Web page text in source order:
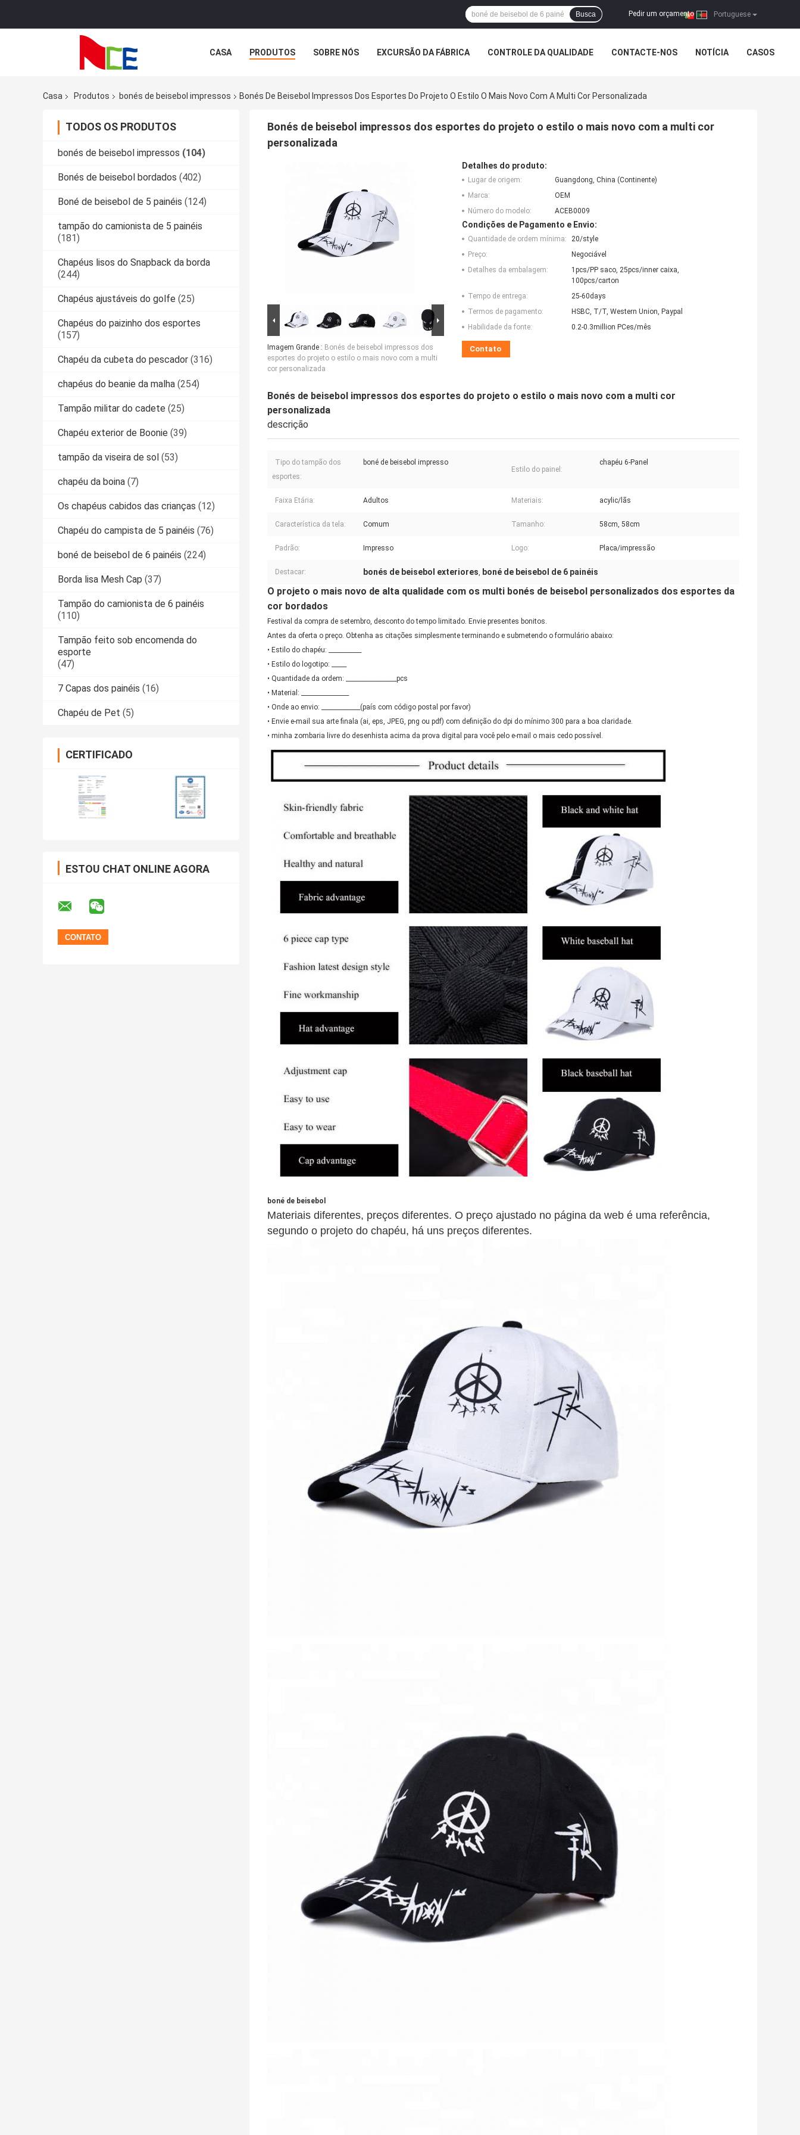
Portuguese
Pedir um orçamento |
Busca
CASA PRODUTOS SOBRE NÓS EXCURSÃO DA FÁBRICA CONTROLE DA QUALIDADE CONTACTE-NOS NOTÍCIA CASOS
Casa Produtos bonés de beisebol impressos Bonés De Beisebol Impressos Dos Esportes Do Projeto O Estilo O Mais Novo Com A Multi Cor Personalizada
TODOS OS PRODUTOS
bonés de beisebol impressos (104)
Bonés de beisebol bordados (402)
Boné de beisebol de 5 painéis (124)
tampão do camionista de 5 painéis
(181)
Chapéus lisos do Snapback da borda
(244)
Chapéus ajustáveis do golfe (25)
Chapéus do paizinho dos esportes
(157)
Chapéu da cubeta do pescador (316)
chapéus do beanie da malha (254)
Tampão militar do cadete (25)
Chapéu exterior de Boonie (39)
tampão da viseira de sol (53)
chapéu da boina (7)
Os chapéus cabidos das crianças (12)
Chapéu do campista de 5 painéis (76)
boné de beisebol de 6 painéis (224)
Borda lisa Mesh Cap (37)
Tampão do camionista de 6 painéis
(110)
Tampão feito sob encomenda do
esporte
(47)
7 Capas dos painéis (16)
Chapéu de Pet (5)
CERTIFICADO
ESTOU CHAT ONLINE AGORA
Bonés de beisebol impressos dos esportes do projeto o estilo o mais novo com a multi cor
personalizada
Imagem Grande : Bonés de beisebol impressos dos
esportes do projeto o estilo o mais novo com a multi
cor personalizada
Detalhes do produto:
Lugar de origem:
Guangdong, China (Continente)
Marca:
OEM
Número do modelo:
ACEB0009
Condições de Pagamento e Envio:
Quantidade de ordem mínima:
20/style
Preço:
Negociável
Detalhes da embalagem:
1pcs/PP saco, 25pcs/inner caixa,
100pcs/carton
Tempo de entrega:
25-60days
Termos de pagamento:
HSBC, T/T, Western Union, Paypal
Habilidade da fonte:
0.2-0.3million PCes/mês
Contato
Bonés de beisebol impressos dos esportes do projeto o estilo o mais novo com a multi cor
personalizada
descrição
Tipo do tampão dos
esportes:
boné de beisebol impresso
Estilo do painel:
chapéu 6-Panel
Faixa Etária: Adultos Materiais: acylic/lãs
Característica da tela: Comum Tamanho: 58cm, 58cm
Padrão: Impresso Logo: Placa/impressão
Destacar: bonés de beisebol exteriores, boné de beisebol de 6 painéis
O projeto o mais novo de alta qualidade com os multi bonés de beisebol personalizados dos esportes da
cor bordados
Festival da compra de setembro, desconto do tempo limitado. Envie presentes bonitos.
Antes da oferta o preço. Obtenha as citações simplesmente terminando e submetendo o formulário abaixo:
• Estilo do chapéu: ___________
• Estilo do logotipo: _____
• Quantidade da ordem: _________________pcs
• Material: ________________
• Onde ao envio: _____________(país com código postal por favor)
• Envie e-mail sua arte finala (ai, eps, JPEG, png ou pdf) com definição do dpi do mínimo 300 para a boa claridade.
• minha zombaria livre do desenhista acima da prova digital para você pelo e-mail o mais cedo possível.
boné de beisebol
Materiais diferentes, preços diferentes. O preço ajustado no página da web é uma referência,
segundo o projeto do chapéu, há uns preços diferentes.